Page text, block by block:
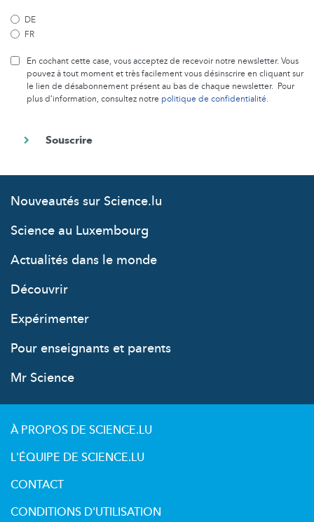
DE
FR
En cochant cette case, vous acceptez de recevoir notre newsletter. Vous
pouvez à tout moment et très facilement vous désinscrire en cliquant sur
le lien de désabonnement présent au bas de chaque newsletter. Pour
plus d’information, consultez notre politique de confidentialité.
Nouveautés sur Science.lu
Science au Luxembourg
Actualités dans le monde
Découvrir
Expérimenter
Pour enseignants et parents
Mr Science
À PROPOS DE SCIENCE.LU
L'ÉQUIPE DE SCIENCE.LU
CONTACT
CONDITIONS D'UTILISATION